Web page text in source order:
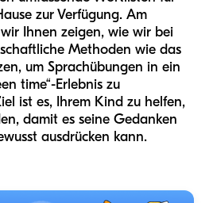
zur Verfügung. Am
Ihnen zeigen, wie wir bei
Methoden wie das
um Sprachübungen in ein
time“-Erlebnis zu
ist es, Ihrem Kind zu helfen,
damit es seine Gedanken
ausdrücken kann.